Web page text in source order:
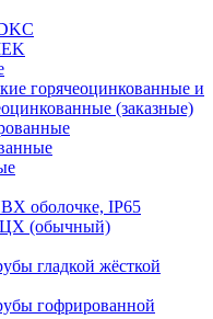
горячеоцинкованные и
(заказные)
оболочке, IP65
ЦХ (обычный)
гладкой жёсткой
гофрированной